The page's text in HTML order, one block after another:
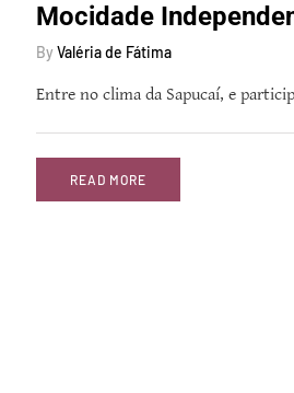
Mocidade
By Valéria de Fátima
Entre no clima da Sapucaí, e
READ MORE